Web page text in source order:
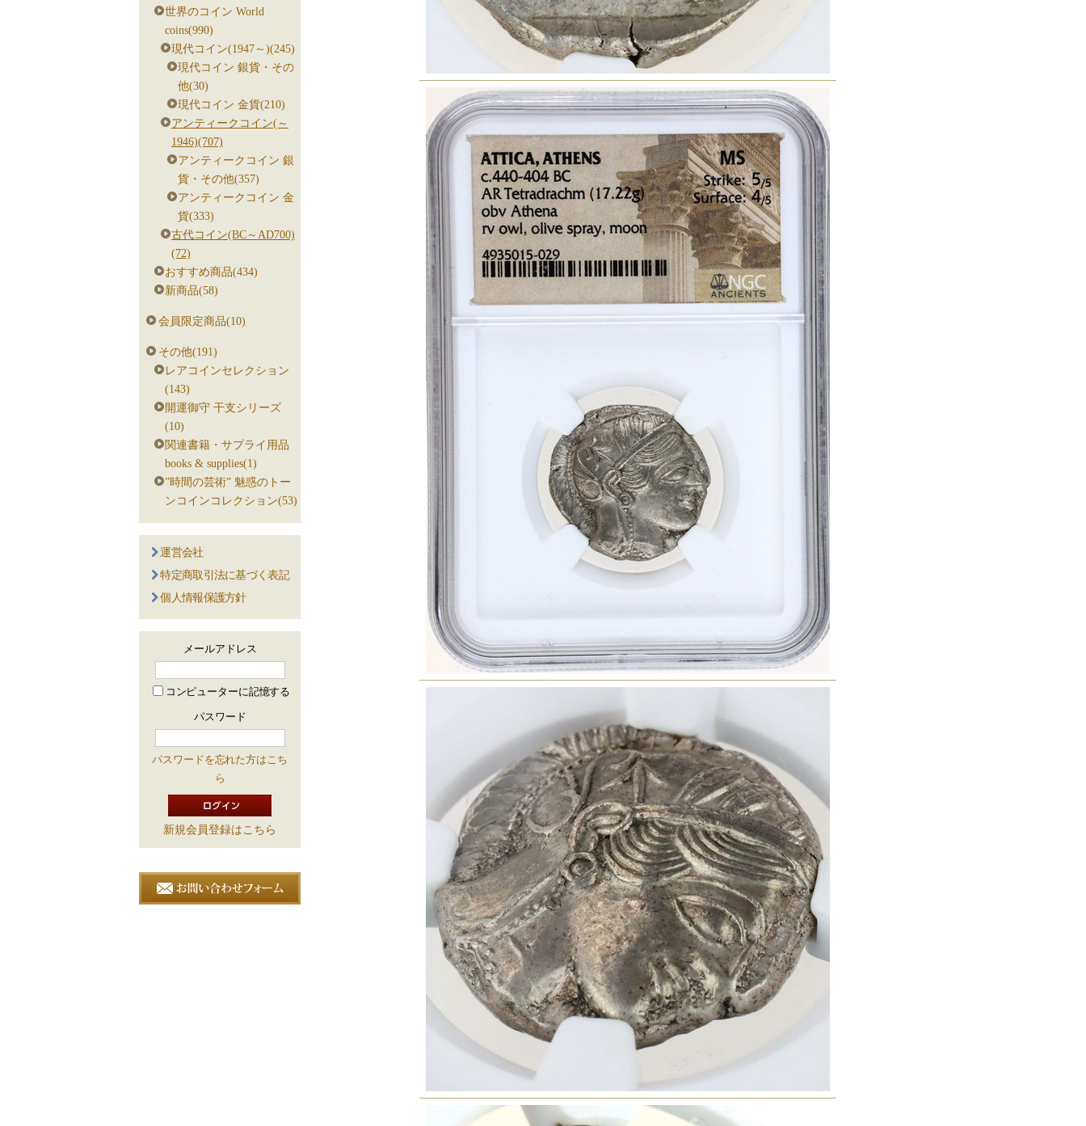
世界のコイン World
coins(990)
現代コイン(1947～)(245)
現代コイン 銀貨・その
他(30)
現代コイン 金貨(210)
アンティークコイン(～
1946)(707)
アンティークコイン 銀
貨・その他(357)
アンティークコイン 金
貨(333)
古代コイン(BC～AD700)
(72)
おすすめ商品(434)
新商品(58)
会員限定商品(10)
その他(191)
レアコインセレクション
(143)
開運御守 干支シリーズ
(10)
関連書籍・サプライ用品
books & supplies(1)
”時間の芸術” 魅惑のトー
ンコインコレクション(53)
運営会社
特定商取引法に基づく表記
個人情報保護方針
メールアドレス
コンピューターに記憶する
パスワード
パスワードを忘れた方はこち
ら
新規会員登録はこちら